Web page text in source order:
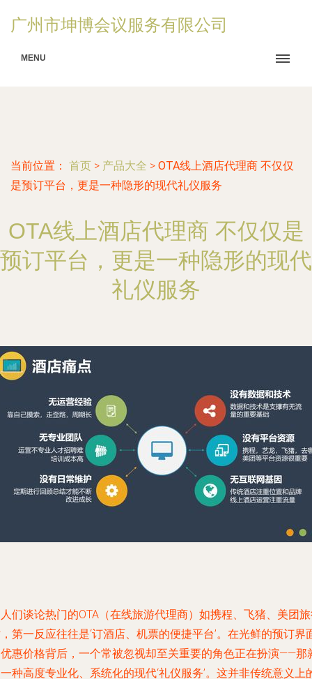
广州市坤博会议服务有限公司
MENU
当前位置： 首页 > 产品大全 > OTA线上酒店代理商 不仅仅
是预订平台，更是一种隐形的现代礼仪服务
OTA线上酒店代理商 不仅仅是
预订平台，更是一种隐形的现代
礼仪服务
们谈论热门的OTA（在线旅游代理商）如携程、飞猪、美团
第一反应往往是‘订酒店、机票的便捷平台’。在光鲜的预订界
惠价格背后，一个常被忽视却至关重要的角色正在扮演——那
种高度专业化、系统化的现代‘礼仪服务’。这并非传统意义上